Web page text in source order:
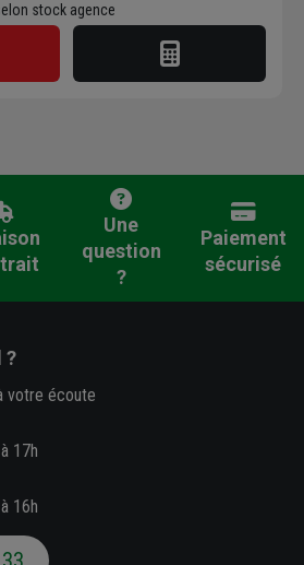
stock agence
Une
question
?
Paiement
sécurisé
?
votre écoute
17h
16h